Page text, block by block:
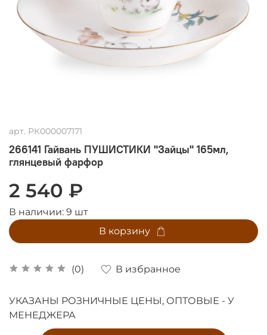
арт. РК000007171
266141 Гайвань ПУШИСТИКИ "Зайцы" 165мл,
глянцевый фарфор
(0) В избранное
2 540 ₽
В наличии: 9 шт
В корзину
УКАЗАНЫ РОЗНИЧНЫЕ ЦЕНЫ, ОПТОВЫЕ - У
МЕНЕДЖЕРА